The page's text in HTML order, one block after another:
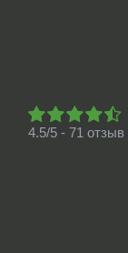
4.5/5 - 71 отзыв